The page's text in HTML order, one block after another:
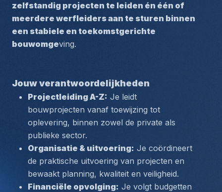
zelfstandig projecten te leiden én één of
meerdere werfleiders aan te sturen binnen
een stabiele en toekomstgerichte
bouwomgeving.
Jouw verantwoordelijkheden
Projectleiding A-Z: Je leidt
bouwprojecten vanaf toewijzing tot
oplevering, binnen zowel de private als
publieke sector.
Organisatie & uitvoering: Je coördineert
de praktische uitvoering van projecten en
bewaakt planning, kwaliteit en veiligheid.
Financiële opvolging: Je volgt budgetten